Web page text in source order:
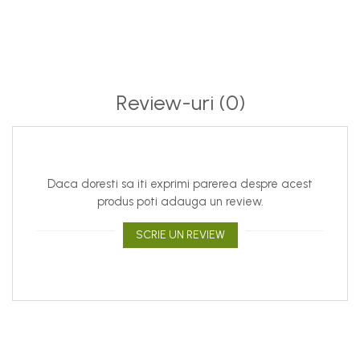
Review-uri (0)
Daca doresti sa iti exprimi parerea despre acest
produs poti adauga un review.
SCRIE UN REVIEW